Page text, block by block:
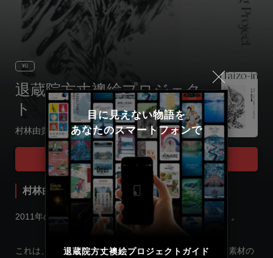
¥0
退蔵院方丈襖絵プロジェク
ト
村林由貴が描く禅の世界
Tour Start
目に見えない物語を
あなたのスマートフォンで
退蔵院方丈襖絵プロジェクトガイド
村林由貴が描く禅の世界
2011年の春に始動した「退蔵院方丈襖絵プロジェクト」。
これは、既存の文化財の保全や、職人さんによる技術・素材の
Select language
日本語
English